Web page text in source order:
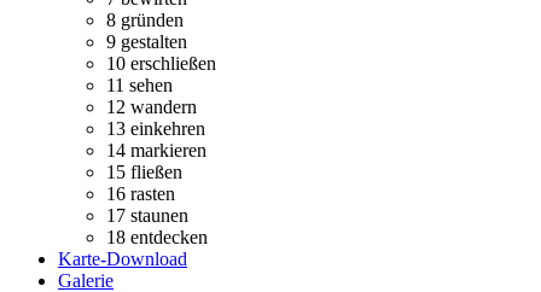
8 gründen
9 gestalten
10 erschließen
11 sehen
12 wandern
13 einkehren
14 markieren
15 fließen
16 rasten
17 staunen
18 entdecken
Karte-Download
Galerie